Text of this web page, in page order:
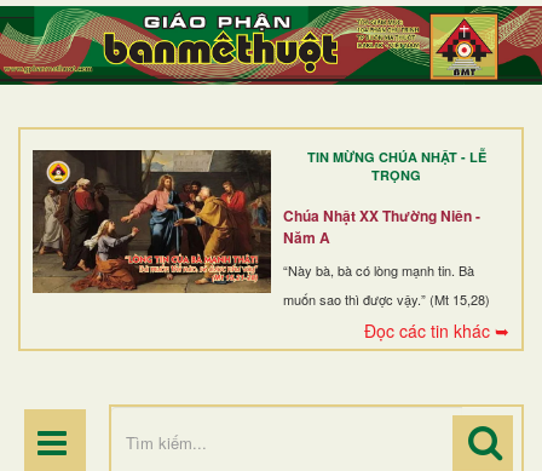
TIN MỪNG CHÚA NHẬT - LỄ
TRỌNG
Chúa Nhật XX Thường Niên -
Năm A
“Này bà, bà có lòng mạnh tin. Bà
muốn sao thì được vậy.” (Mt 15,28)
Đọc các tin khác ➥
TRANG NHẤT
GIỚI THIỆU
DÒNG TU
BAN MỤC VỤ
ĐOÀN THỂ CG
ĐIỂM HÀNH HƯƠNG